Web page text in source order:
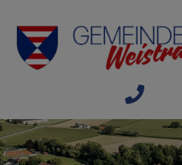
+43(0)
7477 /